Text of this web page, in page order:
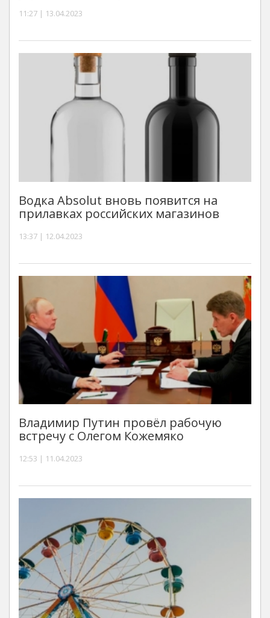
11:27 | 13.04.2023
Водка Absolut вновь появится на
прилавках российских магазинов
13:37 | 12.04.2023
Владимир Путин провёл рабочую
встречу с Олегом Кожемяко
12:53 | 11.04.2023